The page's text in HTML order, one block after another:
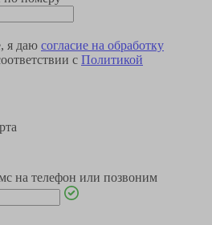
я даю согласие на обработку
с Политикой
на телефон или позвоним